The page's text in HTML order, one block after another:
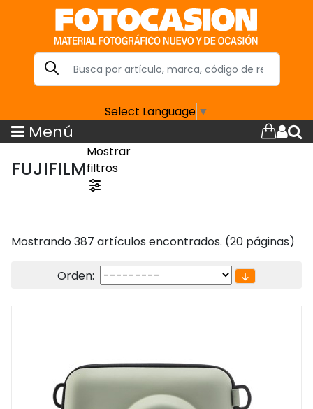
Select Language ▼
Menú
FUJIFILM
Mostrar
filtros
Mostrando 387 artículos encontrados. (20 páginas)
Orden: